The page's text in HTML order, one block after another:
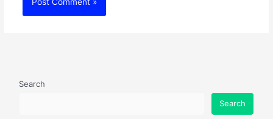
Search
Search